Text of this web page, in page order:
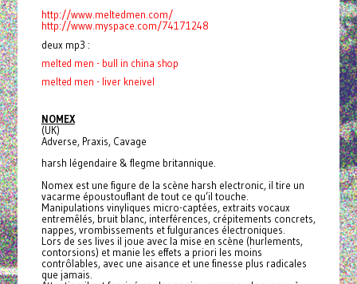
http://www.meltedmen.com/
http://www.myspace.com/74171248
deux mp3 :
melted men - bull in china shop
melted men - liver kneivel
NOMEX
(UK)
Adverse, Praxis, Cavage
harsh légendaire & flegme britannique.
Nomex est une figure de la scène harsh electronic, il tire un
vacarme époustouflant de tout ce qu’il touche.
Manipulations vinyliques micro-captées, extraits vocaux
entremêlés, bruit blanc, interférences, crépitements concrets,
nappes, vrombissements et fulgurances électroniques.
Lors de ses lives il joue avec la mise en scène (hurlements,
contorsions) et manie les effets a priori les moins
contrôlables, avec une aisance et une finesse plus radicales
que jamais.